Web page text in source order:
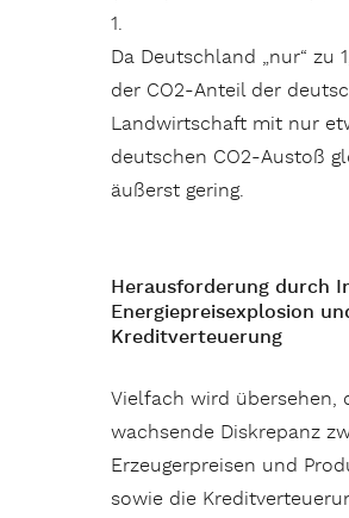
1.
Da Deutschland „nur“ zu
der CO2-Anteil der
Landwirtschaft mit nur
deutschen CO2-Austoß
äußerst gering.
Herausforderung durch
Energiepreisexplosion
Kreditverteuerung
Vielfach wird übersehen,
wachsende Diskrepanz
Erzeugerpreisen und
sowie die